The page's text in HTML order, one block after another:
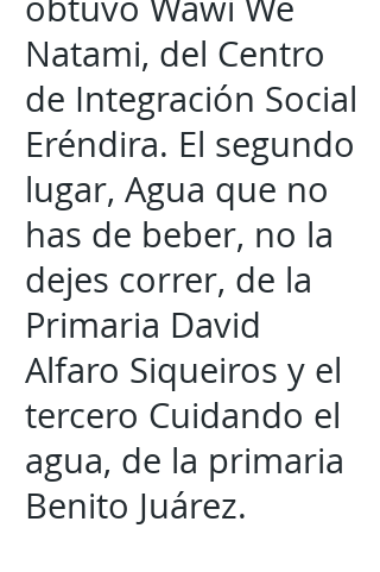
Natami, del Centro
de Integración Social
Eréndira. El segundo
lugar, Agua que no
has de beber, no la
dejes correr, de la
Primaria David
Alfaro Siqueiros y el
tercero Cuidando el
agua, de la primaria
Benito Juárez.